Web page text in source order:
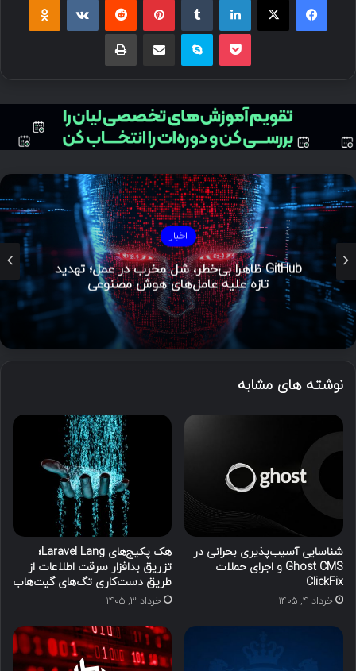
اخبار
GitHub ظاهراً بی‌خطر، شل مخرب در عمل؛ تهدید
تازه علیه عامل‌های هوش مصنوعی
نوشته های مشابه
شناسایی آسیب‌پذیری بحرانی در
Ghost CMS و اجرای حملات
ClickFix
خرداد ۴, ۱۴۰۵
هک پکیج‌های Laravel Lang؛
تزریق بدافزار سرقت اطلاعات از
طریق دست‌کاری تگ‌های گیت‌هاب
خرداد ۳, ۱۴۰۵